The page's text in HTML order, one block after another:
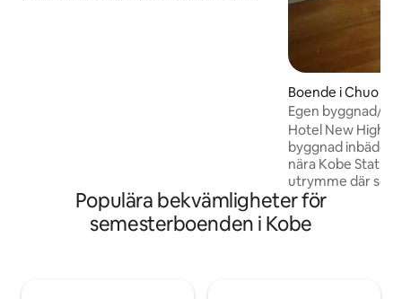
utcheckning ・ Motomachi station ・
Kommunal tunnelbana Kenchomae
station Vi hämtar och lämnar dig utan
Boende i Chuo
Egen byggnad/
minuter/rabatt
följd/Sannomiya,
slott/kök/
konstutrymme
Hotel New High-Ok En gammal
byggnad
nära Kobe
utrymme där
användes på länge. Vid första
kände jag
den plats där jag
Populära bekvämligheter för
semesterboenden i Kobe